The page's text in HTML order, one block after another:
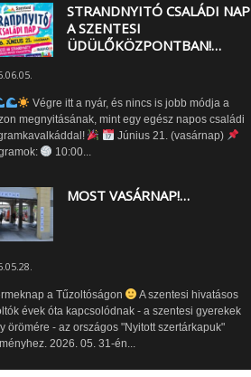
STRANDNYITÓ CSALÁDI NAP
A SZENTESI
ÜDÜLŐKÖZPONTBAN!…
Végre itt a nyár, és nincs is jobb módja a
megnyitásának, mint egy egész napos családi
Június 21. (vasárnap)
10:00...
MOST VASÁRNAP!…
a Tűzoltóságon
A szentesi hivatásos
évek óta kapcsolódnak - a szentesi gyerekek
örömére - az országos "Nyitott szertárkapuk"
2026. 05. 31-én...